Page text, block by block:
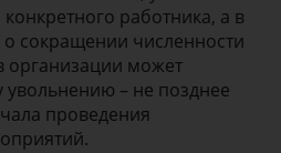
работника, а в
сокращении численности
организации может
увольнению – не позднее
проведения